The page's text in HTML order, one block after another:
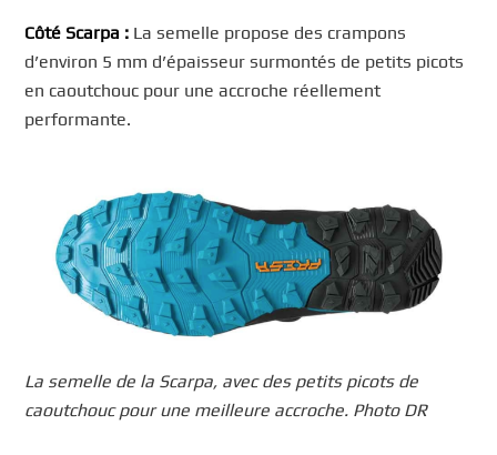
Côté Scarpa : La semelle propose des crampons
d’environ 5 mm d’épaisseur surmontés de petits picots
en caoutchouc pour une accroche réellement
performante.
La semelle de la Scarpa, avec des petits picots de
caoutchouc pour une meilleure accroche. Photo DR